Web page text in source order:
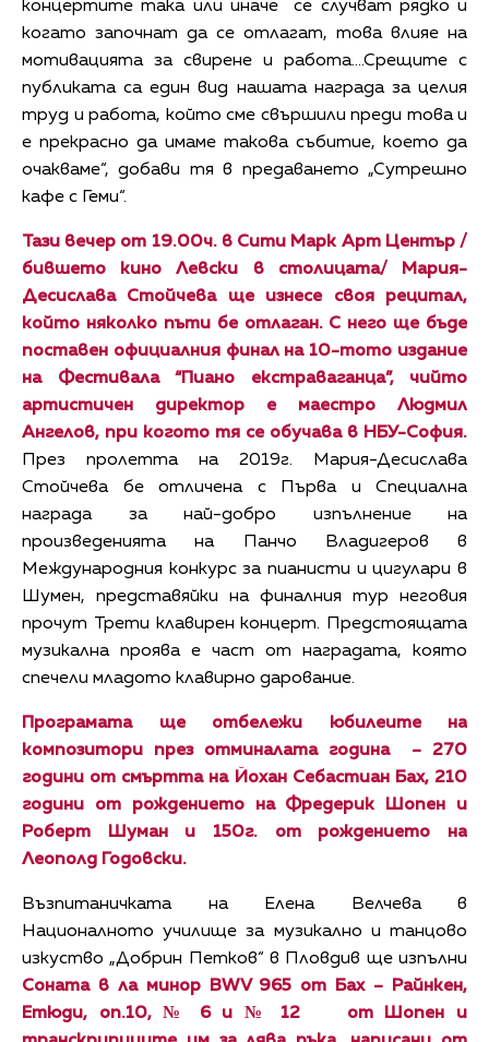
концертите така или иначе се случват рядко и
когато започнат да се отлагат, това влияе на
мотивацията за свирене и работа….Срещите с
публиката са един вид нашата награда за целия
труд и работа, който сме свършили преди това и
е прекрасно да имаме такова събитие, което да
очакваме“, добави тя в предаването „Сутрешно
кафе с Геми“.
Тази вечер от 19.00ч. в Сити Марк Арт Център /
бившето кино Левски в столицата/ Мария-
Десислава Стойчева ще изнесе своя рецитал,
който няколко пъти бе отлаган. С него ще бъде
поставен официалния финал на 10-тото издание
на Фестивала “Пиано екстраваганца”, чийто
артистичен директор е маестро Людмил
Ангелов, при когото тя се обучава в НБУ-София.
През пролетта на 2019г. Мария-Десислава
Стойчева бе отличена с Първа и Специална
награда за най-добро изпълнение на
произведенията на Панчо Владигеров в
Международния конкурс за пианисти и цигулари в
Шумен, представяйки на финалния тур неговия
прочут Трети клавирен концерт. Предстоящата
музикална проява е част от наградата, която
спечели младото клавирно дарование.
Програмата ще отбележи юбилеите на
композитори през отминалата година – 270
години от смъртта на Йохан Себастиан Бах, 210
години от рождението на Фредерик Шопен и
Роберт Шуман и 150г. от рождението на
Леополд Годовски.
Възпитаничката на Елена Велчева в
Националното училище за музикално и танцово
изкуство „Добрин Петков“ в Пловдив ще изпълни
Соната в ла минор BWV 965 от Бах – Райнкен,
Етюди, оп.10, № 6 и № 12 от Шопен и